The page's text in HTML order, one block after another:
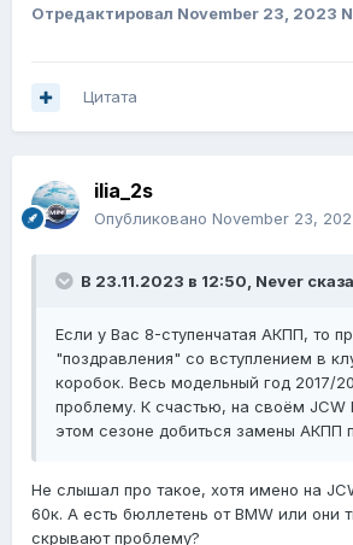
автомобиль сегодня пригнал в
Слили масло из коробки ( оно было
состоянии, черное с запахом гари),
проехать некоторое время ( думаю
поможет, но будет надеятся что хуже
станет).
достаточно надежные и проблем не
вот проблемой капиталить коробку
рублей....
Может были у кого-то подобные
неисправности на JCW f56,
Отредактировал November 23, 2023
Цитата
ilia_2s
Опубликовано November 23,
В 23.11.2023 в 12:50, Never
Если у Вас 8-ступенчатая АКПП, то
"поздравления" со вступлением в
коробок. Весь модельный год 2017/
проблему. К счастью, на своём JCW
этом сезоне добиться замены АКПП
Не слышал про такое, хотя имено на
60к. А есть бюллетень от BMW или они
скрывают проблему?